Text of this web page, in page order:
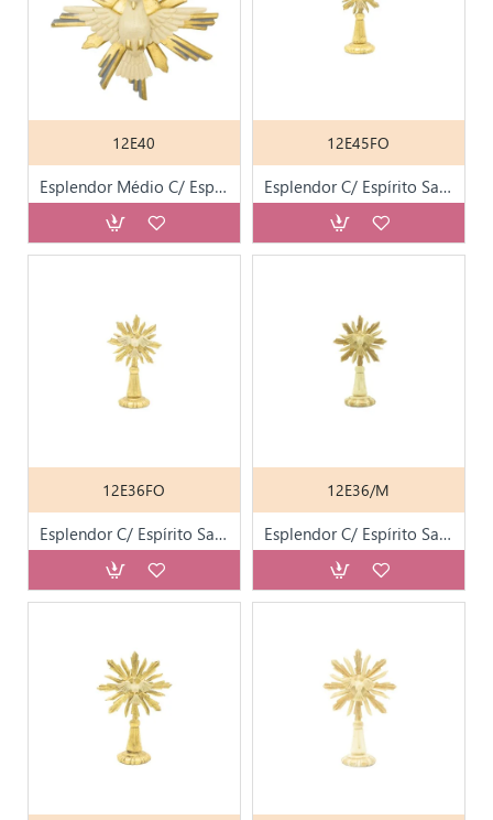
12E40
Esplendor Médio C/ Espírito Santo Folha Ouro
12E45FO
Esplendor C/ Espírito Santo C/ Base Folha de Ouro
12E36FO
Esplendor C/ Espírito Santo C/ Base Folha de Ouro
12E36/M
Esplendor C/ Espírito Santo C/ Base Marfim